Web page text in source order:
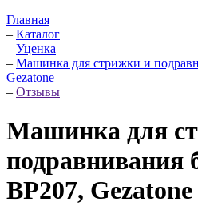
Главная
– Каталог
– Уценка
– Машинка для стрижки и
Gezatone
– Отзывы
Машинка для
подравнивания
BP207,